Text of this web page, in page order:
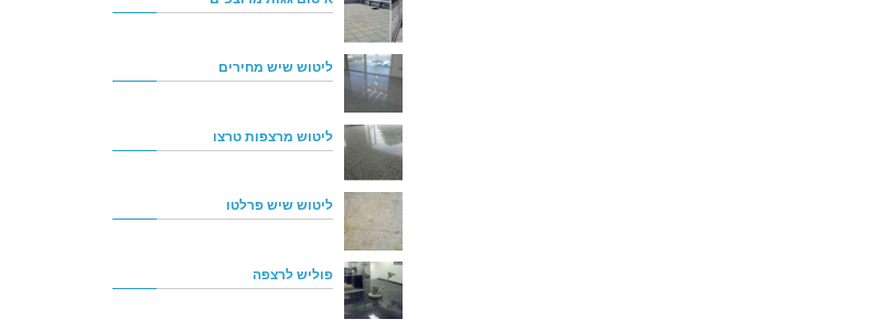
ליטוש שיש מחירים
ליטוש מרצפות טרצו
ליטוש שיש פרלטו
פוליש לרצפה